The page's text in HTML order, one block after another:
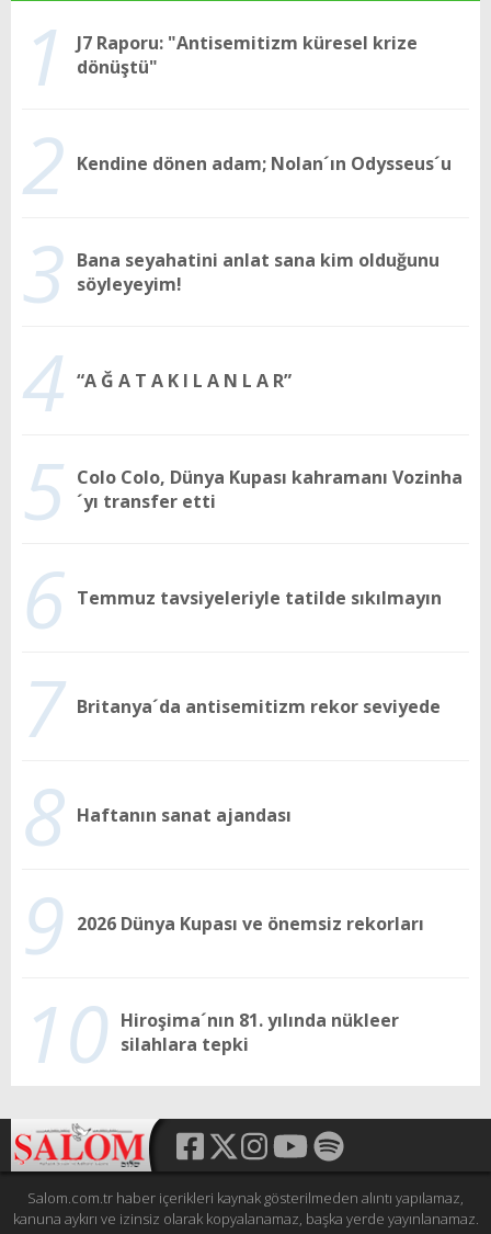
1
J7 Raporu: "Antisemitizm küresel krize
dönüştü"
2 Kendine dönen adam; Nolan´ın Odysseus´u
3 Bana seyahatini anlat sana kim olduğunu
söyleyeyim!
4 “A Ğ A T A K I L A N L A R”
5 Colo Colo, Dünya Kupası kahramanı Vozinha
´yı transfer etti
6 Temmuz tavsiyeleriyle tatilde sıkılmayın
7 Britanya´da antisemitizm rekor seviyede
8 Haftanın sanat ajandası
9 2026 Dünya Kupası ve önemsiz rekorları
10 Hiroşima´nın 81. yılında nükleer
silahlara tepki
Salom.com.tr haber içerikleri kaynak gösterilmeden alıntı yapılamaz,
kanuna aykırı ve izinsiz olarak kopyalanamaz, başka yerde yayınlanamaz.